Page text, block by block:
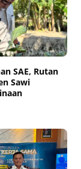
SAE, Rutan
Sawi